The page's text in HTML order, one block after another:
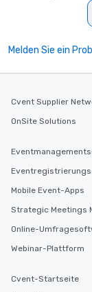
Melden Sie ein
Cvent Supplier
OnSite Solutions
Mobile Event-Apps
Strategic Meetings
Online-
Webinar-Plattform
Cvent-Startseite